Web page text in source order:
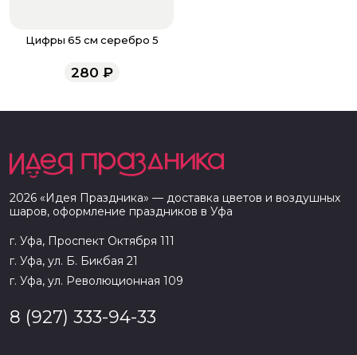
Цифры 65 см серебро 5
280 ₽
2026 «Идея Праздника» — доставка цветов и воздушных
шаров, оформление праздников в Уфа
г. Уфа, Проспект Октября 111
г. Уфа, ул. Б. Бикбая 21
г. Уфа, ул. Революционная 109
8 (927) 333-94-33